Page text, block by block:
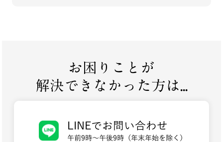
お困りことが
解決できなかった方は...
LINEでお問い合わせ
午前9時～午後9時（年末年始を除く）